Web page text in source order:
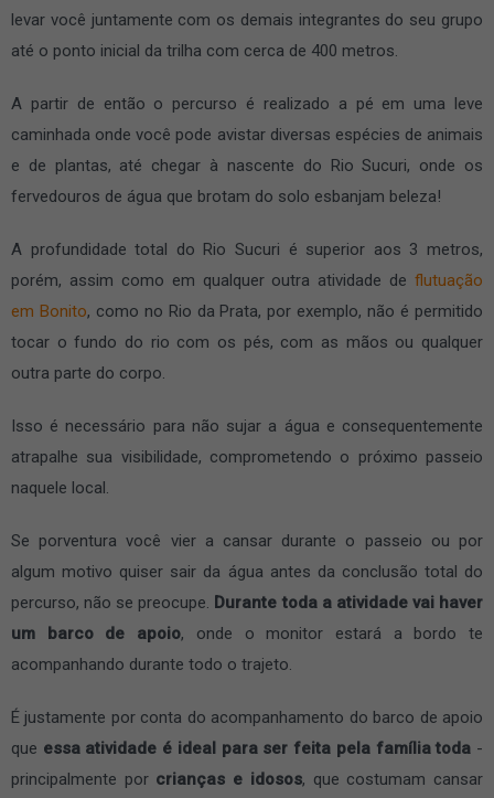
levar você juntamente com os demais integrantes do seu grupo
até o ponto inicial da trilha com cerca de 400 metros.
A partir de então o percurso é realizado a pé em uma leve
caminhada onde você pode avistar diversas espécies de animais
e de plantas, até chegar à nascente do Rio Sucuri, onde os
fervedouros de água que brotam do solo esbanjam beleza!
A profundidade total do Rio Sucuri é superior aos 3 metros,
porém, assim como em qualquer outra atividade de flutuação
em Bonito, como no Rio da Prata, por exemplo, não é permitido
tocar o fundo do rio com os pés, com as mãos ou qualquer
outra parte do corpo.
Isso é necessário para não sujar a água e consequentemente
atrapalhe sua visibilidade, comprometendo o próximo passeio
naquele local.
Se porventura você vier a cansar durante o passeio ou por
algum motivo quiser sair da água antes da conclusão total do
percurso, não se preocupe.
Durante toda a atividade vai haver
um barco de apoio, onde o monitor estará a bordo te
acompanhando durante todo o trajeto.
É justamente por conta do acompanhamento do barco de apoio
que essa atividade é ideal para ser feita pela família toda -
principalmente por crianças e idosos, que costumam cansar